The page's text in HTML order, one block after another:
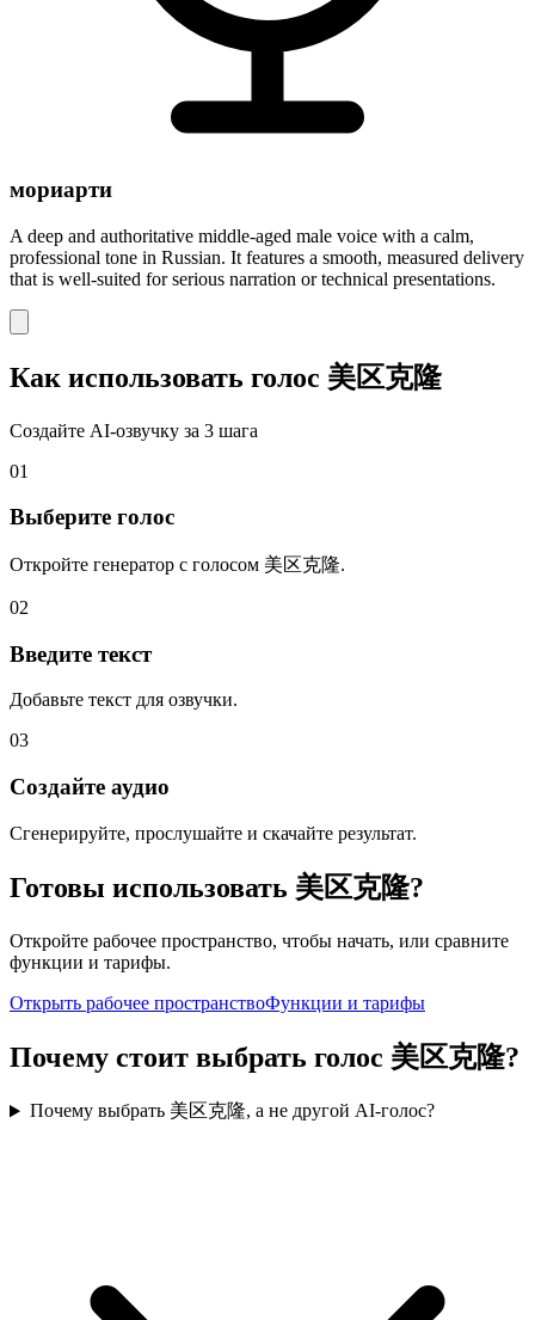
мориарти
A deep and authoritative middle-aged male voice with a calm,
professional tone in Russian. It features a smooth, measured delivery
that is well-suited for serious narration or technical presentations.
Как использовать голос 美区克隆
Создайте AI-озвучку за 3 шага
01
Выберите голос
Откройте генератор с голосом 美区克隆.
02
Введите текст
Добавьте текст для озвучки.
03
Создайте аудио
Сгенерируйте, прослушайте и скачайте результат.
Готовы использовать 美区克隆?
Откройте рабочее пространство, чтобы начать, или сравните
функции и тарифы.
Открыть рабочее пространствоФункции и тарифы
Почему стоит выбрать голос 美区克隆?
Почему выбрать 美区克隆, а не другой AI-голос?